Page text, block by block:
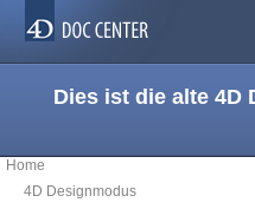
Dies ist die alte 4D
Home
4D Designmodus